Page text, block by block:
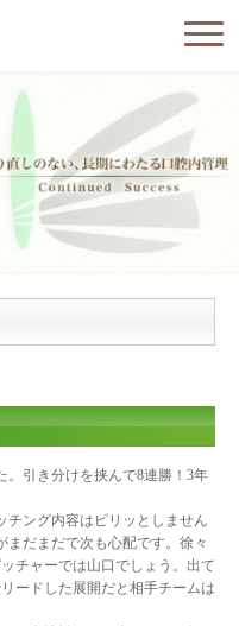
引き分けを挟んで8連勝！3年
チング内容はピリッとしません
だまだで次も心配です。徐々
チャーでは山口でしょう。出て
ードした展開だと相手チームは